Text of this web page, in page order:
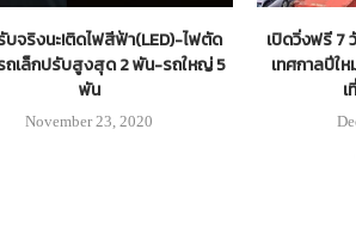
จริงนะ!ติดไฟสีฟ้า(LED)-ไฟตัด
ถเล็กปรับสูงสุด 2 พัน-รถใหญ่ 5
พัน
November 23, 2020
เปิดวิ่งฟรี 7
เทศกาลปีใ